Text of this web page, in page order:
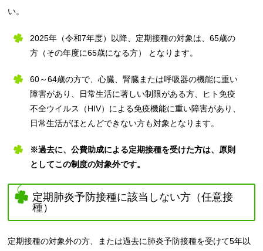
い。
2025年（令和7年度）以降、定期接種の対象は、65歳の
方（その年度に65歳になる方） となります。
60～64歳の方で、心臓、腎臓または呼吸器の機能に重い
障害があり、日常生活に著しい制限がある方、ヒト免疫
不全ウイルス（HIV）による免疫機能に重い障害があり、
日常生活がほとんどできない方も対象となります。
※過去に、公費助成による定期接種を受けた方は、原則
としてこの制度の対象外です。
定期肺炎予防接種に該当しない方（任意接
種）
定期接種の対象外の方、または過去に肺炎予防接種を受けて5年以